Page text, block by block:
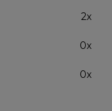
2x
0x
0x